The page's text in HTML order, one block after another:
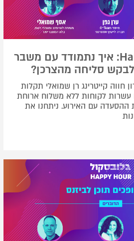
מפגש Happy Hour: איך נתמודד עם משבר
לבקש סליחה מהצרכן?
קייטרינג רן שמואלי תקלות
עשרות לקוחות ללא משלוח ארוחת
עם האירוע. ניתחנו את